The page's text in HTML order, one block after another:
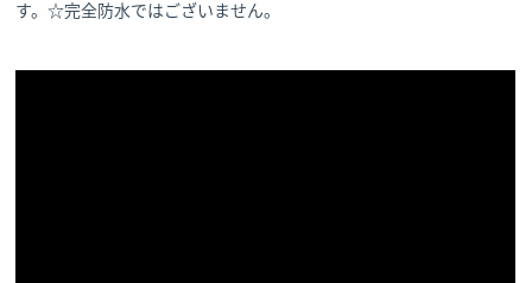
す。☆完全防水ではございません。